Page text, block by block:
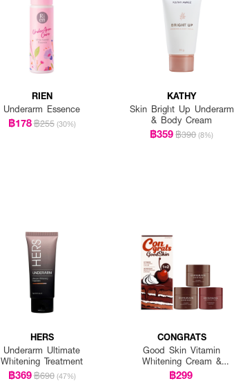
RIEN
Underarm Essence
฿178฿255 (30%)
KATHY
Skin Bright Up Underarm
& Body Cream
฿359฿390 (8%)
HERS
Underarm Ultimate
Whitening Treatment
฿369฿690 (47%)
CONGRATS
Good Skin Vitamin
Whitening Cream &
Congrats Intensive
Brightening Cream (Set)
฿299